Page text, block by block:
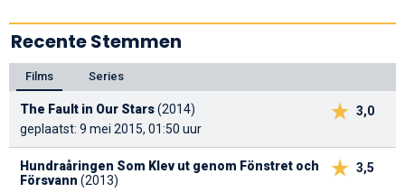
Recente Stemmen
Films Series
3,0
The Fault in Our Stars(2014)
geplaatst: 9 mei 2015, 01:50 uur
3,5
Hundraåringen Som Klev ut genom Fönstret och
Försvann (2013)